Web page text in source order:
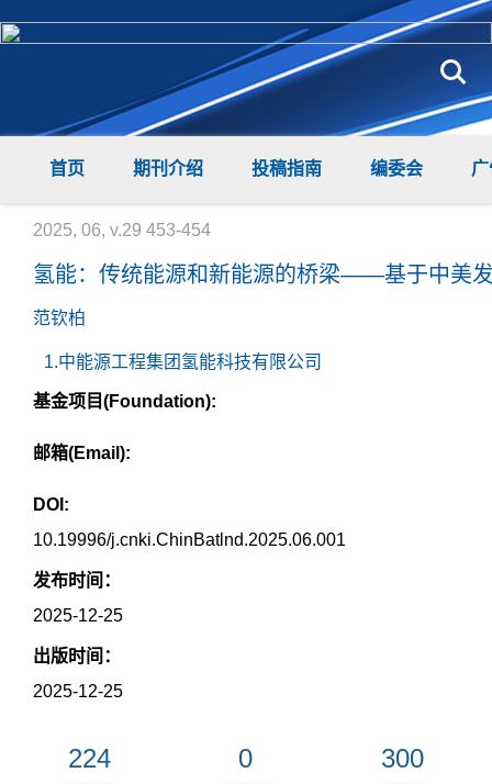
首页 期刊介绍 投稿指南 编委会
2025, 06, v.29 453-454
氢能：传统能源和新能源的桥梁——基于中美
范钦柏
1.中能源工程集团氢能科技有限公司
基金项目(Foundation):
邮箱(Email):
DOI:
10.19996/j.cnki.ChinBatlnd.2025.06.001
发布时间：
2025-12-25
出版时间：
2025-12-25
224 0 300